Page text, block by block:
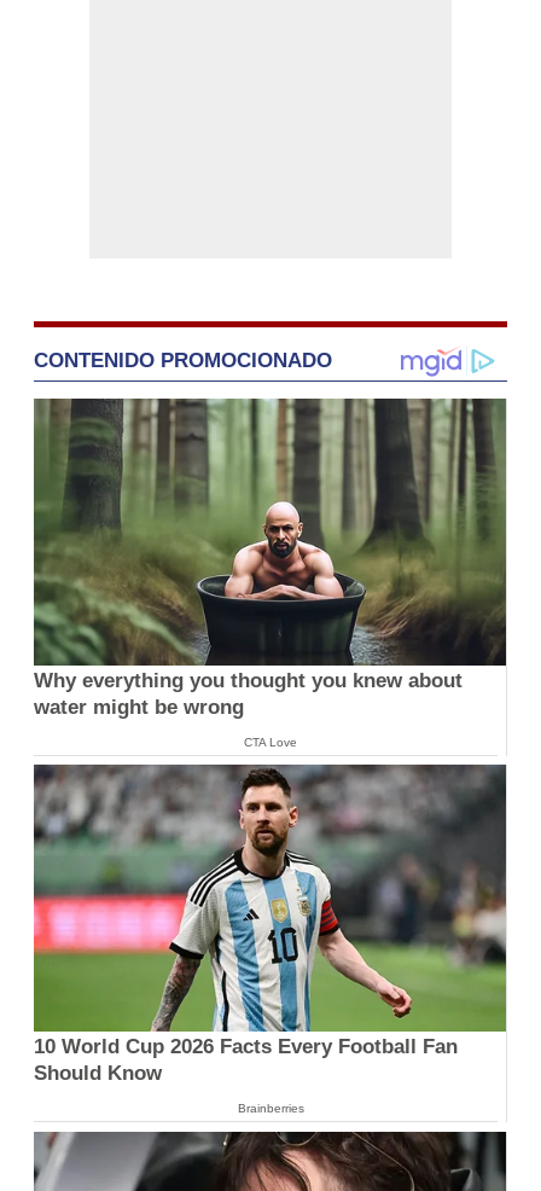
CONTENIDO PROMOCIONADO
Why everything you thought you knew about
water might be wrong
CTA Love
10 World Cup 2026 Facts Every Football Fan
Should Know
Brainberries